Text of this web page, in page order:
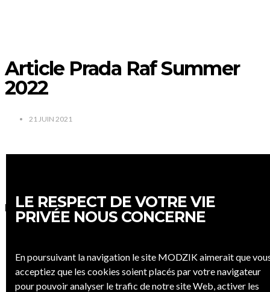
Article Prada Raf Summer
2022
21 JUIN 2021
DIGITAL COVER – RHYTHM #45 Montemarco
MODZIK RADIO
LE RESPECT DE VOTRE VIE
PRIVÉE NOUS CONCERNE
En poursuivant la navigation le site MODZIK aimerait que
acceptiez que les cookies soient placés par votre navigateur
pour pouvoir analyser le trafic de notre site Web, activer les